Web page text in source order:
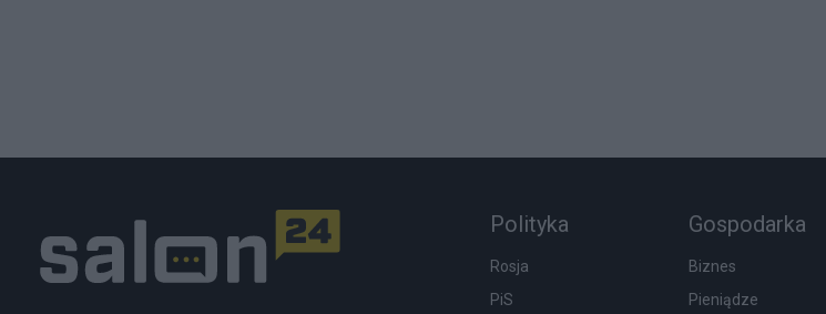
Polityka
Rosja
PiS
Gospodarka
Biznes
Pieniądze